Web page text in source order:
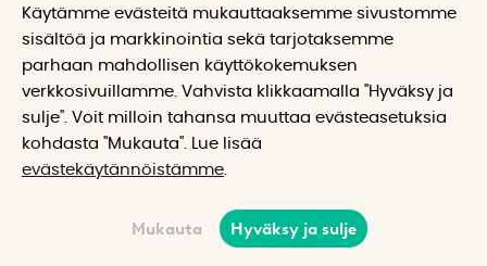
Käytämme evästeitä mukauttaaksemme sivustomme
sisältöä ja markkinointia sekä tarjotaksemme
parhaan mahdollisen käyttökokemuksen
verkkosivuillamme. Vahvista klikkaamalla "Hyväksy ja
sulje". Voit milloin tahansa muuttaa evästeasetuksia
kohdasta "Mukauta". Lue lisää
evästekäytännöistämme
Mukauta Hyväksy ja sulje